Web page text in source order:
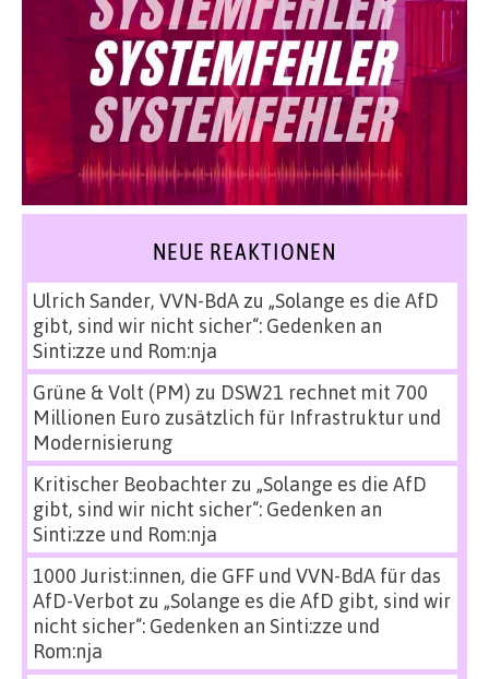
NEUE REAKTIONEN
Ulrich Sander, VVN-BdAzu „Solange es die AfD
gibt, sind wir nicht sicher“: Gedenken an
Sinti:zze und Rom:nja
Grüne & Volt (PM) zu DSW21 rechnet mit 700
Millionen Euro zusätzlich für Infrastruktur und
Modernisierung
Kritischer Beobachterzu „Solange es die AfD
gibt, sind wir nicht sicher“: Gedenken an
Sinti:zze und Rom:nja
1000 Jurist:innen, die GFF und VVN-BdA für das
AfD-Verbot zu „Solange es die AfD gibt, sind wir
nicht sicher“: Gedenken an Sinti:zze und
Rom:nja